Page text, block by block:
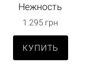
Нежность
1 295 грн
КУПИТЬ